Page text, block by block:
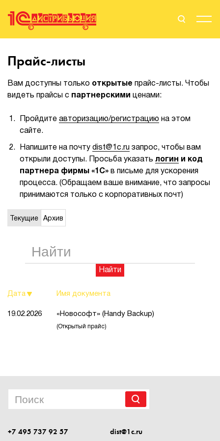
Поиск
Вендоры
Партнерам
События
Сервисы для партнеров
Прайс-листы
Вам доступны только открытые прайс-листы. Чтобы
видеть прайсы с партнерскими ценами:
Пройдите авторизацию/регистрацию на этом
сайте.
Напишите на почту dist@1c.ru запрос, чтобы вам
открыли доступы. Просьба указать логин
и код
партнера фирмы «1С» в письме для ускорения
процесса. (Обращаем ваше внимание, что запросы
принимаются только с корпоративных почт)
Текущие Архив
Найти
Дата Имя документа
19.02.2026 «Новософт» (Handy Backup)
(Открытый прайс)
+7 495 737 92 57 dist@1c.ru